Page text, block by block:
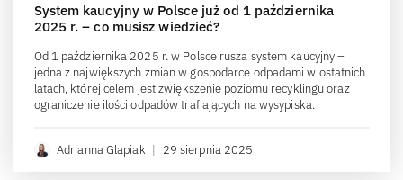
System kaucyjny w Polsce już od 1 października
2025 r. – co musisz wiedzieć?
Od 1 października 2025 r. w Polsce rusza system kaucyjny –
jedna z największych zmian w gospodarce odpadami w ostatnich
latach, której celem jest zwiększenie poziomu recyklingu oraz
ograniczenie ilości odpadów trafiających na wysypiska.
Adrianna Glapiak | 29 sierpnia 2025